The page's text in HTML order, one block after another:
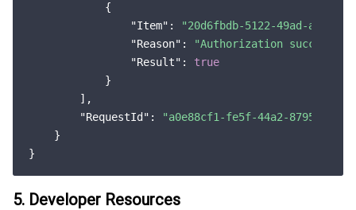
合作伙伴支持计划
            {
"Item" :
"20d6fbdb-5122-49ad-a94e-
"Reason" :
"Authorization
"Result" : true
            }
        ],
"RequestId" :
"a0e88cf1-fe5f-44a2-8795-
    }
5. Developer Resources